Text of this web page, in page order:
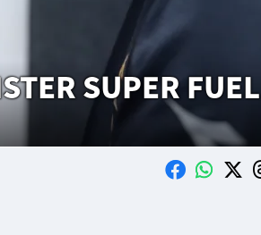
SUPER FUEL